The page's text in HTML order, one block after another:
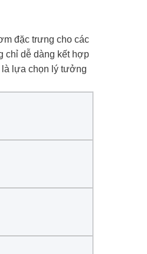
đặc trưng cho các
chỉ dễ dàng kết hợp
là lựa chọn lý tưởng